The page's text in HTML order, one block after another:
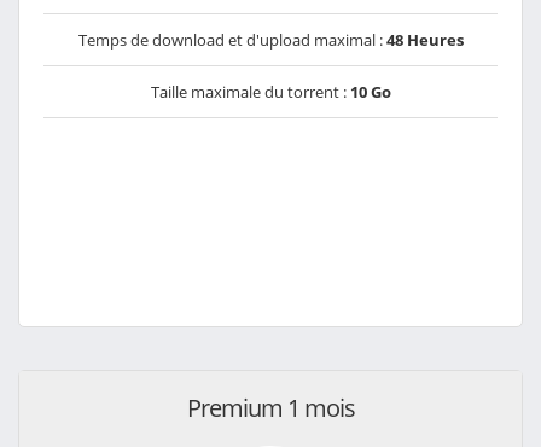
Temps de download et d'upload maximal :48 Heures
Taille maximale du torrent : 10 Go
Premium 1 mois